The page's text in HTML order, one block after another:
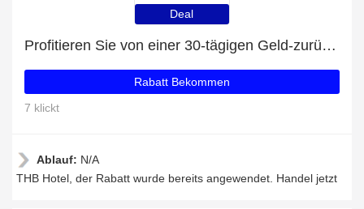
Deal
Profitieren Sie von einer 30-tägigen Geld-zurück-Garantie
Rabatt Bekommen
7 klickt
Ablauf: N/A
THB Hotel, der Rabatt wurde bereits angewendet. Handel jetzt